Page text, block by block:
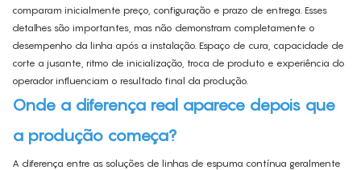
comparam inicialmente preço, configuração e prazo de entrega. Esses
detalhes são importantes, mas não demonstram completamente o
desempenho da linha após a instalação. Espaço de cura, capacidade de
corte a jusante, ritmo de inicialização, troca de produto e experiência do
operador influenciam o resultado final da produção.
Onde a diferença real aparece depois que
a produção começa?
A diferença entre as soluções de linhas de espuma contínua geralmente